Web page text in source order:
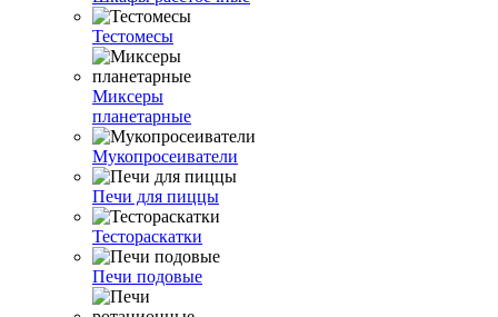
Тестомесы
Миксеры
планетарные
Мукопросеиватели
Печи для пиццы
Тестораскатки
Печи подовые